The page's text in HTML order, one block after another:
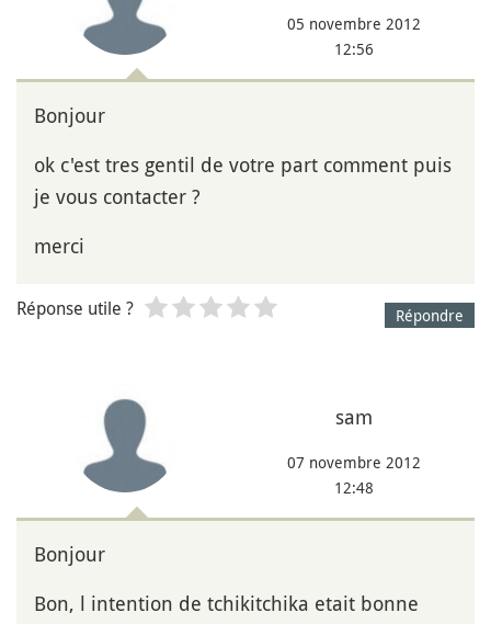
05 novembre 2012
12:56
Bonjour
ok c'est tres gentil de votre part comment puis
je vous contacter ?
merci
Répondre
Réponse utile ?
sam
07 novembre 2012
12:48
Bonjour
Bon, l intention de tchikitchika etait bonne